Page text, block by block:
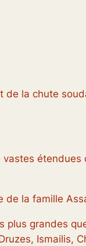
de la chute
étendues
de la famille
plus grandes
Ismailis,